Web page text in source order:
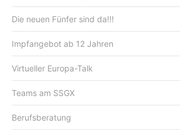
Die neuen Fünfer sind da!!!
Impfangebot ab 12 Jahren
Virtueller Europa-Talk
Teams am SSGX
Berufsberatung